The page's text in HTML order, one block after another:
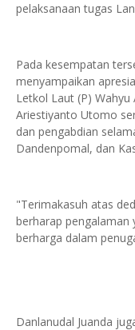
pelaksanaan tugas
‎Pada kesempatan
menyampaikan
Letkol Laut (P)
Ariestiyanto Utomo
dan pengabdian
Dandenpomal, dan
"Terimakasuh atas
berharap pengalaman
berharga dalam
Danlanudal Juanda